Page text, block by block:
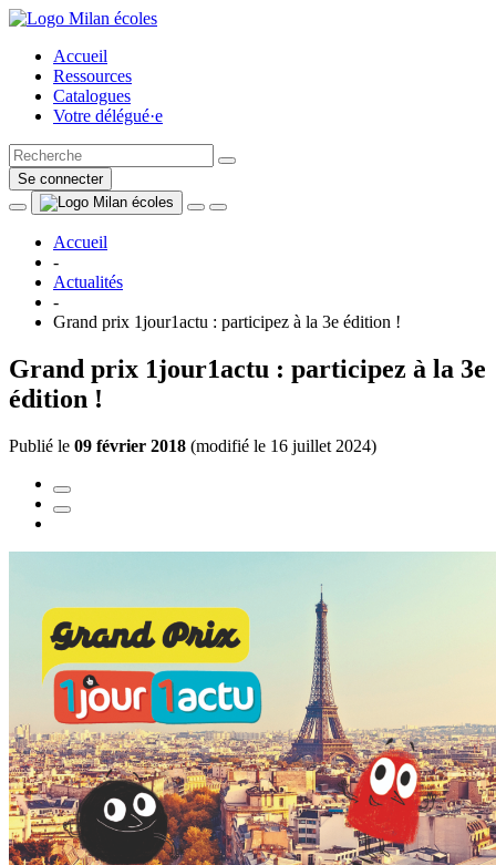
Accueil
Ressources
Catalogues
Votre délégué·e
Se connecter
Accueil
-
Actualités
-
Grand prix 1jour1actu : participez à la 3e édition !
Grand prix 1jour1actu : participez à la 3e
édition !
Publié le 09 février 2018 (modifié le 16 juillet 2024)